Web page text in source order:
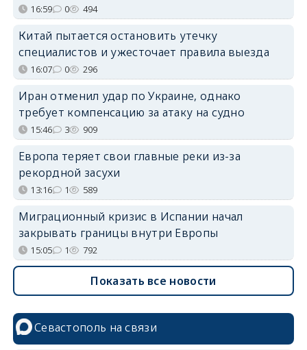
16:59 0 494
Китай пытается остановить утечку
специалистов и ужесточает правила выезда
16:07 0 296
Иран отменил удар по Украине, однако
требует компенсацию за атаку на судно
15:46 3 909
Европа теряет свои главные реки из-за
рекордной засухи
13:16 1 589
Миграционный кризис в Испании начал
закрывать границы внутри Европы
15:05 1 792
Показать все новости
Севастополь на связи